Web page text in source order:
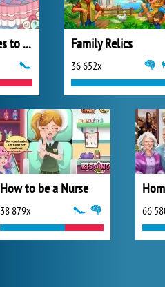
Hello Kitty Goes to School Family Relics
36 652x
How to be a Nurse
38 879x 66